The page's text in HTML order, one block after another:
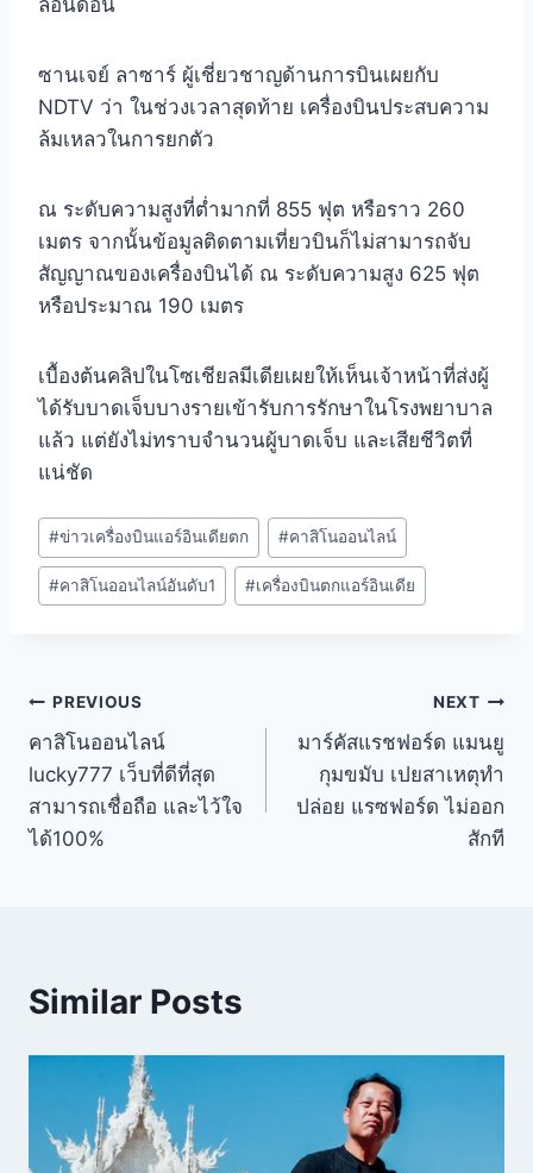
ลอนดอน
ซานเจย์ ลาซาร์ ผู้เชี่ยวชาญด้านการบินเผยกับ
NDTV ว่า ในช่วงเวลาสุดท้าย เครื่องบินประสบความ
ล้มเหลวในการยกตัว
ณ ระดับความสูงที่ต่ำมากที่ 855 ฟุต หรือราว 260
เมตร จากนั้นข้อมูลติดตามเที่ยวบินก็ไม่สามารถจับ
สัญญาณของเครื่องบินได้ ณ ระดับความสูง 625 ฟุต
หรือประมาณ 190 เมตร
เบื้องต้นคลิปในโซเชียลมีเดียเผยให้เห็นเจ้าหน้าที่ส่งผู้
ได้รับบาดเจ็บบางรายเข้ารับการรักษาในโรงพยาบาล
แล้ว แต่ยังไม่ทราบจำนวนผู้บาดเจ็บ และเสียชีวิตที่
แน่ชัด
#ข่าวเครื่องบินแอร์อินเดียตก #คาสิโนออนไลน์
#คาสิโนออนไลน์อันดับ1 #เครื่องบินตกแอร์อินเดีย
PREVIOUS
คาสิโนออนไลน์
lucky777 เว็บที่ดีที่สุด
สามารถเชื่อถือ และไว้ใจ
ได้100%
NEXT
มาร์คัสแรชฟอร์ด แมนยู
กุมขมับ เปยสาเหตุทำ
ปล่อย แรซฟอร์ด ไม่ออก
สักที
Similar Posts